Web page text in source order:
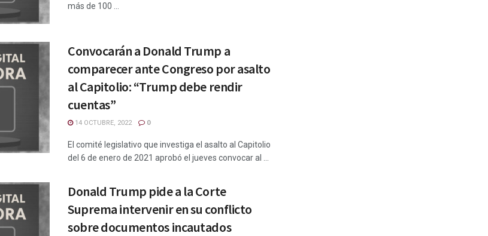
más de 100 ...
Convocarán a Donald Trump a
comparecer ante Congreso por asalto
al Capitolio: “Trump debe rendir
cuentas”
14 OCTUBRE, 2022 0
El comité legislativo que investiga el asalto al Capitolio
del 6 de enero de 2021 aprobó el jueves convocar al ...
Donald Trump pide a la Corte
Suprema intervenir en su conflicto
sobre documentos incautados